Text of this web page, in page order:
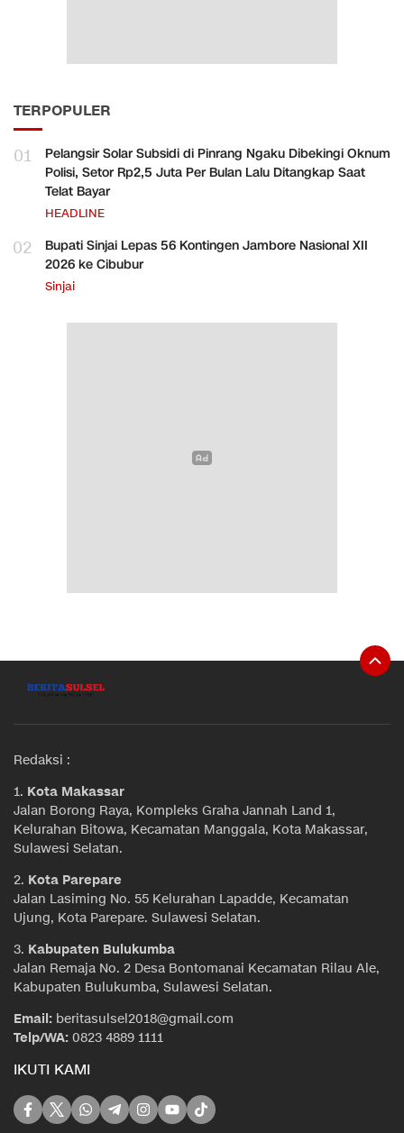
TERPOPULER
01
Pelangsir Solar Subsidi di Pinrang Ngaku Dibekingi Oknum
Polisi, Setor Rp2,5 Juta Per Bulan Lalu Ditangkap Saat
Telat Bayar
HEADLINE
02
Bupati Sinjai Lepas 56 Kontingen Jambore Nasional XII
2026 ke Cibubur
Sinjai
Redaksi :
1. Kota Makassar
Jalan Borong Raya, Kompleks Graha Jannah Land 1,
Kelurahan Bitowa, Kecamatan Manggala, Kota Makassar,
Sulawesi Selatan.
2. Kota Parepare
Jalan Lasiming No. 55 Kelurahan Lapadde, Kecamatan
Ujung, Kota Parepare. Sulawesi Selatan.
3. Kabupaten Bulukumba
Jalan Remaja No. 2 Desa Bontomanai Kecamatan Rilau Ale,
Kabupaten Bulukumba, Sulawesi Selatan.
Email: beritasulsel2018@gmail.com
Telp/WA: 0823 4889 1111
IKUTI KAMI